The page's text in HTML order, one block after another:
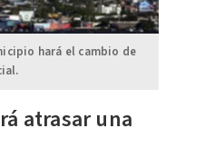
hará el cambio de
atrasar una